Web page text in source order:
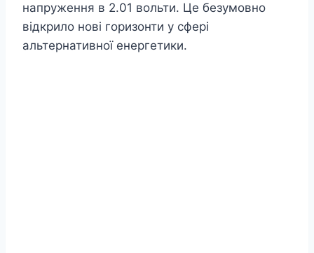
напруження в 2.01 вольти. Це безумовно
відкрило нові горизонти у сфері
альтернативної енергетики.